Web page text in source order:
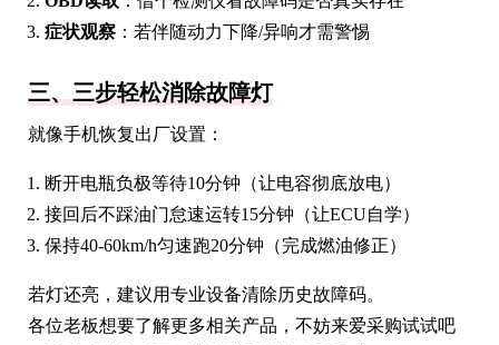
症状观察 ：若伴随动力下降/异响才需警惕
三、三步轻松消除故障灯
就像手机恢复出厂设置：
断开电瓶负极等待10分钟（让电容彻底放电）
接回后不踩油门怠速运转15分钟（让ECU自学）
保持40-60km/h匀速跑20分钟（完成燃油修正）
若灯还亮，建议用专业设备清除历史故障码。
各位老板想要了解更多相关产品，不妨来爱采购试试吧